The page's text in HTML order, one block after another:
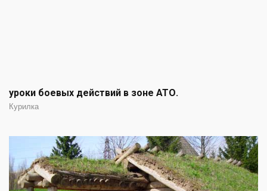
уроки боевых действий в зоне АТО.
Курилка